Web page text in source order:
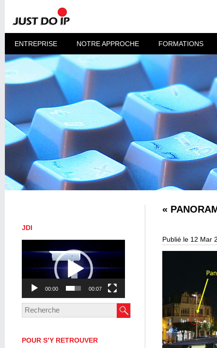
ENTREPRISE NOTRE APPROCHE FORMATIONS
JDI
vidéo
00:00 00:07
POUR S’Y RETROUVER
«
Publié le 12 Mar